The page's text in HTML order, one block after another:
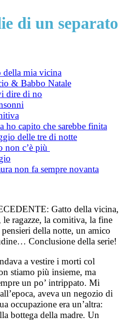
di un separato
della mia vicina
& Babbo Natale
dire di no
ho capito che sarebbe finita
delle tre di notte
non c’è più
non fa sempre novanta
Gatto della vicina,
ragazze, la comitiva, la fine
della notte, un amico
Conclusione della serie!
a vestire i morti col
stiamo più insieme, ma
un po’ intrippato. Mi
aveva un negozio di
occupazione era un’altra:
bottega della madre. Un